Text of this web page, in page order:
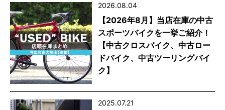
2026.08.04
【2026年8月】当店在庫の中古
スポーツバイクを一挙ご紹介！
【中古クロスバイク、中古ロー
ドバイク、中古ツーリングバイ
ク】
2025.07.21